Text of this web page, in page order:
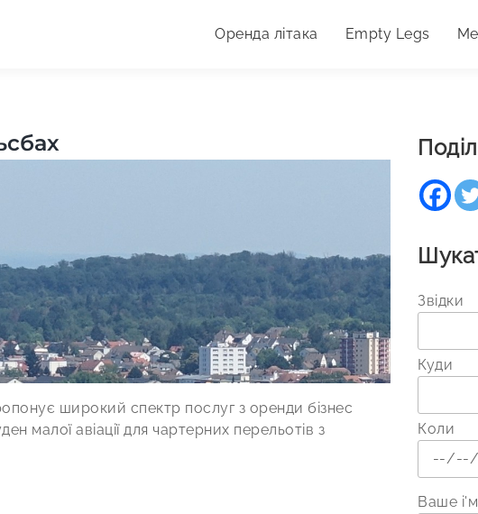
Оренда літака Empty Legs
широкий спектр послуг з оренди бізнес
малої авіації для чартерних перельотів з
Звідки
Куди
Коли
Ваше